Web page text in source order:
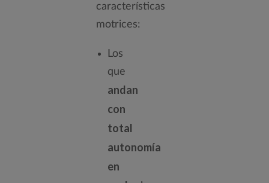
características
motrices:
Los
que
andan
con
total
autonomía
en